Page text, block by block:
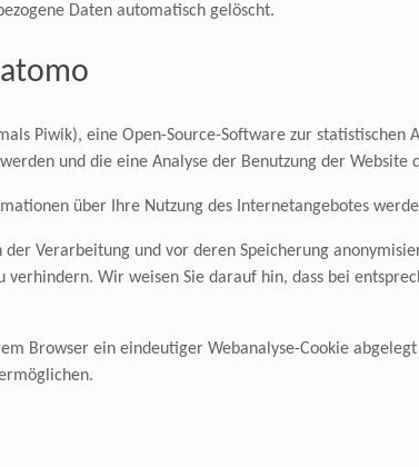
Daten automatisch gelöscht.
Piwik), eine Open-Source-Software zur
und die eine Analyse der Benutzung der Website
über Ihre Nutzung des Internetangebotes
Verarbeitung und vor deren Speicherung
verhindern. Wir weisen Sie darauf hin, dass bei
Browser ein eindeutiger Webanalyse-Cookie